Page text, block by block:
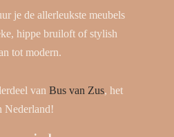
je de allerleukste meubels
hippe bruiloft of stylish
tot modern.
vanBus van Zus, het
Nederland!